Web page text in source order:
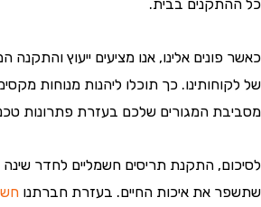
בבית.
אלינו, אנו מציעים ייעוץ והתקנה
כך תוכלו ליהנות מנוחות
המגורים שלכם בעזרת פתרונות
התקנת תריסים חשמליים לחדר שינה היא
את איכות החיים. בעזרת חברתנוחשמלאי